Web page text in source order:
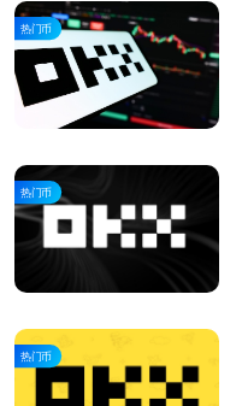
热门币
热门币
热门币